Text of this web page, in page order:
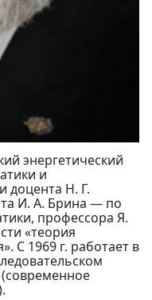
энергетический
и
доцента Н. Г.
И. А. Брина — по
профессора Я.
«теория
С 1969 г. работает в